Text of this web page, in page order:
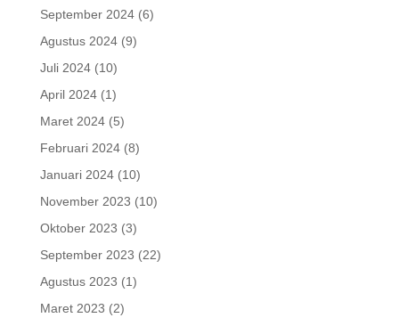
September 2024(6)
Agustus 2024(9)
Juli 2024(10)
April 2024(1)
Maret 2024(5)
Februari 2024(8)
Januari 2024(10)
November 2023 (10)
Oktober 2023 (3)
September 2023 (22)
Agustus 2023 (1)
Maret 2023 (2)